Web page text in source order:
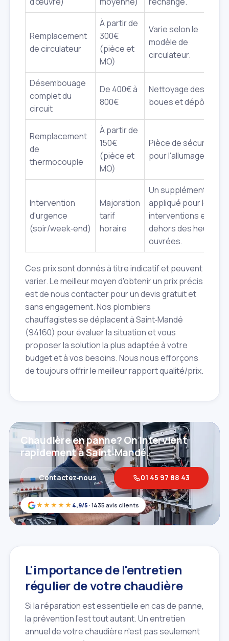
Remplacement
de circulateur
À partir de
300€
(pièce et
MO)
Varie selon le
modèle de
circulateur.
Désembouage
complet du
circuit
De 400€ à
800€
Nettoyage des
boues et dépôts.
Remplacement
de
thermocouple
À partir de
150€
(pièce et
MO)
Pièce de sécurité
pour l'allumage.
Intervention
d'urgence
(soir/week‑end)
Majoration
tarif
horaire
Un supplément est
appliqué pour les
interventions en
dehors des heures
ouvrées.
Ces prix sont donnés à titre indicatif et peuvent
varier. Le meilleur moyen d'obtenir un prix précis
est de nous contacter pour un devis gratuit et
sans engagement. Nos plombiers
chauffagistes se déplacent à Saint‑Mandé
(94160) pour évaluer la situation et vous
proposer la solution la plus adaptée à votre
budget et à vos besoins. Nous nous efforçons
de toujours offrir le meilleur rapport qualité/prix.
★★★★★ 4,9/5 · 1435 avis clients
Chaudière en panne? On intervient
rapidement à Saint‑Mandé.
Contactez‑nous 01 45 97 88 43
L'importance de l'entretien
régulier de votre chaudière
Si la réparation est essentielle en cas de panne,
la prévention l'est tout autant. Un entretien
annuel de votre chaudière n'est pas seulement